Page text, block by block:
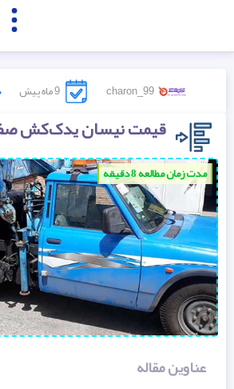
charon_99 9 ماه پیش
قیمت نیسان یدک‌کش صفر ۱۴۰۴
مدت زمان مطالعه 8 دقیقه
عناوین مقاله